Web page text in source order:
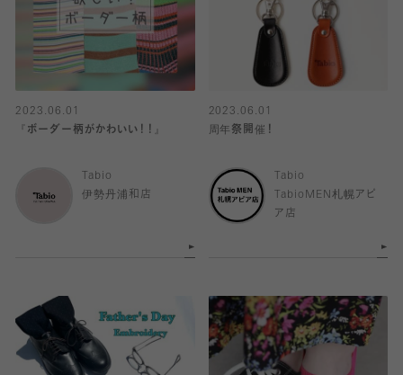
2023.06.01
『ボーダー柄がかわいい！！』
Tabio
伊勢丹浦和店
2023.06.01
周年祭開催！
Tabio
TabioMEN札幌アピ
ア店